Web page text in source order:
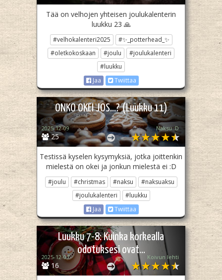
Tää on velhojen yhteisen joulukalenterin
luukku 23 🙏
#velhokalenteri2025
#✨_potterhead_✨
#oletkokoskaan
#joulu
#joulukalenteri
#luukku
Jaa
Twiittaa
ONKO OKEI JOS…? (Luukku 11)
25
2025-12-09 Naksu :D
Testissä kyselen kysymyksiä, jotka joittenkin
mielestä on okei ja jonkun mielestä ei :D
#joulu #christmas #naksu
#naksuaksu
#joulukalenteri
#luukku
Jaa
Twiittaa
Luukku 7-8: Kuinka korkealla
odotuksesi ovat…
16
2025-12-07 Koivun lehti